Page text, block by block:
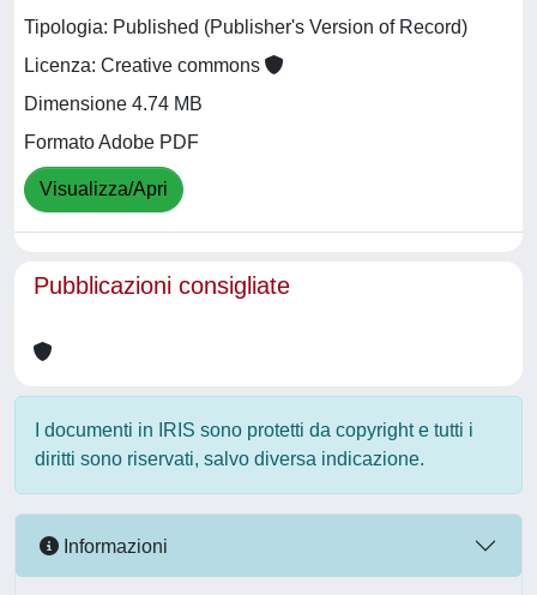
Tipologia: Published (Publisher's Version of Record)
Licenza: Creative commons
Dimensione 4.74 MB
Formato Adobe PDF
Visualizza/Apri
Pubblicazioni consigliate
I documenti in IRIS sono protetti da copyright e tutti i
diritti sono riservati, salvo diversa indicazione.
Informazioni